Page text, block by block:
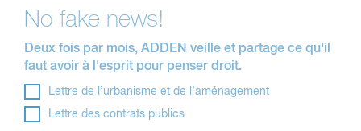
No fake news!
Deux fois par mois, ADDEN veille et partage ce qu'il
faut avoir à l'esprit pour penser droit.
Lettre de l’urbanisme et de l’aménagement
Lettre des contrats publics